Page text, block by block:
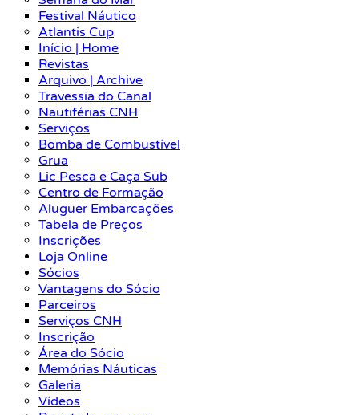
Festival Náutico
Atlantis Cup
Início | Home
Revistas
Arquivo | Archive
Travessia do Canal
Nautiférias CNH
Serviços
Bomba de Combustível
Grua
Lic Pesca e Caça Sub
Centro de Formação
Aluguer Embarcações
Tabela de Preços
Inscrições
Loja Online
Sócios
Vantagens do Sócio
Parceiros
Serviços CNH
Inscrição
Área do Sócio
Memórias Náuticas
Galeria
Vídeos